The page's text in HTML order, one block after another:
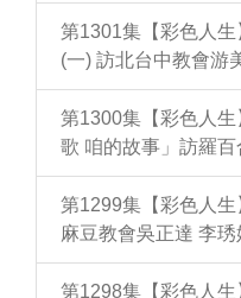
第1301集【彩色人
(一) 訪北台中教會游
第1300集【彩色人
歌 咱的故事」訪羅百
第1299集【彩色人
麻豆教會吳正達 李
第1298集【彩色人